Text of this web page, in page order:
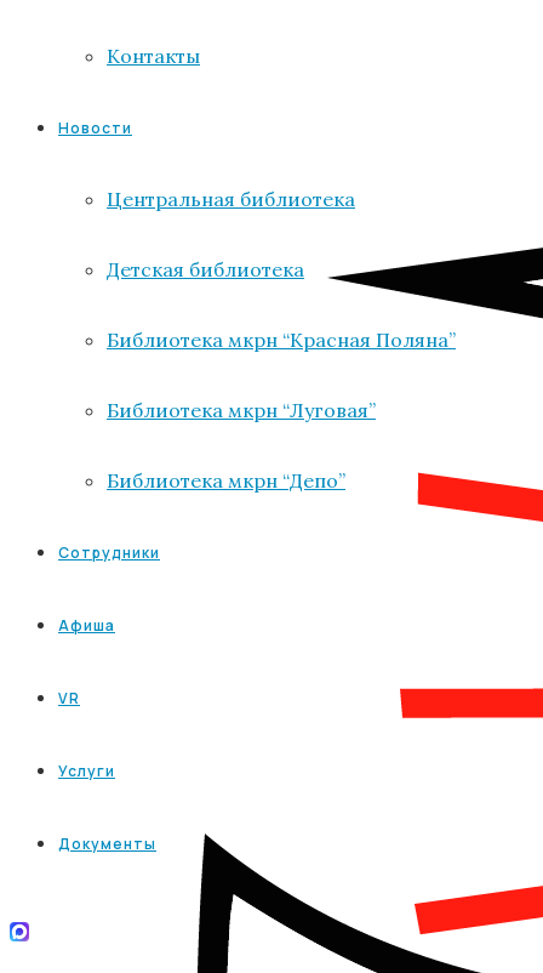
Контакты
Новости
Центральная библиотека
Детская библиотека
Библиотека мкрн “Красная Поляна”
Библиотека мкрн “Луговая”
Библиотека мкрн “Депо”
Сотрудники
Афиша
VR
Услуги
Документы